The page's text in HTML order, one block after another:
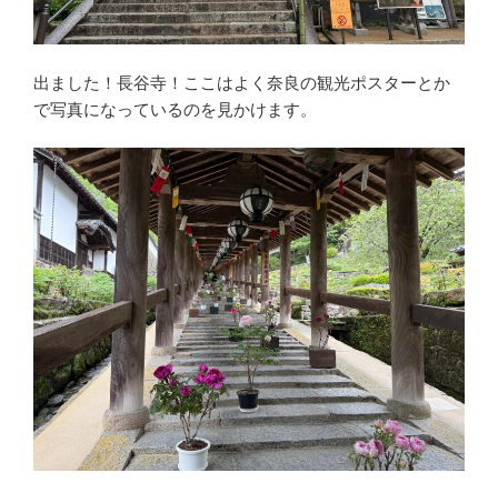
出ました！長谷寺！ここはよく奈良の観光ポスターとか
で写真になっているのを見かけます。